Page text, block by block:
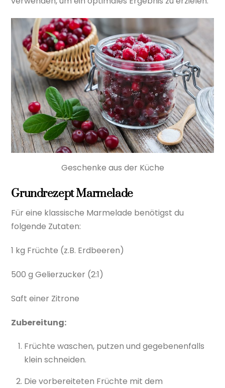
Geschenke aus der Küche
Grundrezept Marmelade
Für eine klassische Marmelade benötigst du
folgende Zutaten:
1 kg Früchte (z.B. Erdbeeren)
500 g Gelierzucker (2:1)
Saft einer Zitrone
Zubereitung:
Früchte waschen, putzen und gegebenenfalls
klein schneiden.
Die vorbereiteten Früchte mit dem